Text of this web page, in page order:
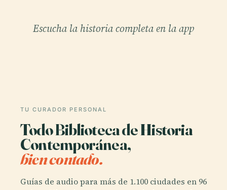
Escucha la historia completa en la app
TU CURADOR PERSONAL
Todo Biblioteca de Historia
Contemporánea,
bien contado.
Guías de audio para más de 1.100 ciudades en 96